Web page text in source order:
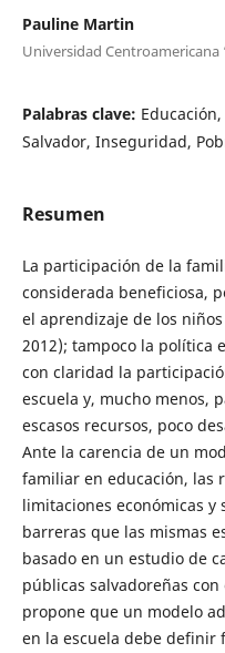
Pauline Martin
Universidad Centroamericana
Palabras clave:
Salvador, Inseguridad,
Resumen
La participación de la
considerada beneficiosa,
el aprendizaje de los
2012); tampoco la política
con claridad la
escuela y, mucho menos,
escasos recursos, poco
Ante la carencia de un
familiar en educación, las
limitaciones económicas y
barreras que las mismas
basado en un estudio de
públicas salvadoreñas
propone que un modelo
en la escuela debe definir